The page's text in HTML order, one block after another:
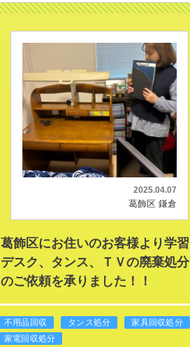
2025.04.07
葛飾区 鎌倉
葛飾区にお住いのお客様より学習
デスク、タンス、ＴＶの廃棄処分
のご依頼を承りました！！
不用品回収 タンス処分
家具回収処分
家電回収処分